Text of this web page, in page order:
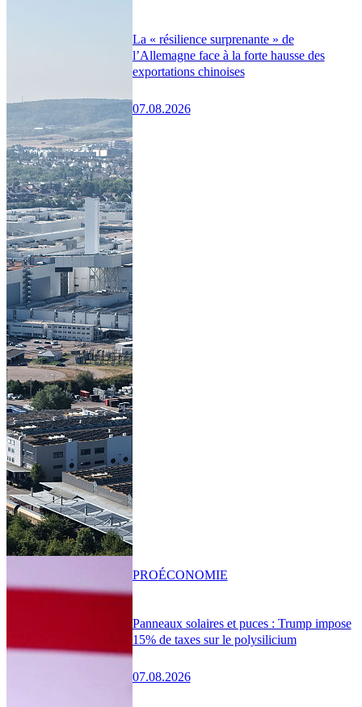
La « résilience surprenante » de
l’Allemagne face à la forte hausse des
exportations chinoises
07.08.2026
Panneaux solaires et puces : Trump impose
15% de taxes sur le polysilicium
07.08.2026
PROÉCONOMIE